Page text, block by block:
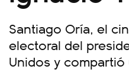
Santiago Oría, el
electoral del
Unidos y